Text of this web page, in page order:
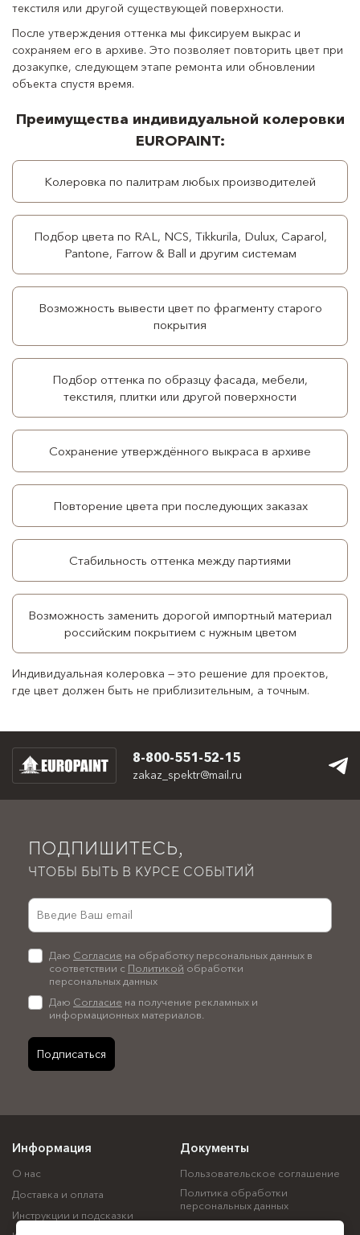
текстиля или другой существующей поверхности.
После утверждения оттенка мы фиксируем выкрас и
сохраняем его в архиве. Это позволяет повторить цвет при
дозакупке, следующем этапе ремонта или обновлении
объекта спустя время.
Преимущества индивидуальной колеровки
EUROPAINT:
Колеровка по палитрам любых производителей
Подбор цвета по RAL, NCS, Tikkurila, Dulux, Caparol,
Pantone, Farrow & Ball и другим системам
Возможность вывести цвет по фрагменту старого
покрытия
Подбор оттенка по образцу фасада, мебели,
текстиля, плитки или другой поверхности
Сохранение утверждённого выкраса в архиве
Повторение цвета при последующих заказах
Стабильность оттенка между партиями
Возможность заменить дорогой импортный материал
российским покрытием с нужным цветом
Индивидуальная колеровка — это решение для проектов,
где цвет должен быть не приблизительным, а точным.
8-800-551-52-15
zakaz_spektr@mail.ru
ПОДПИШИТЕСЬ,
ЧТОБЫ БЫТЬ В КУРСЕ СОБЫТИЙ
Даю Согласие на обработку персональных данных в
соответствии с Политикой обработки
персональных данных
Даю Согласие на получение рекламных и
информационных материалов.
Подписаться
Информация
О нас
Доставка и оплата
Инструкции и подсказки
Документы
Пользовательское соглашение
Политика обработки
персональных данных
Политика использования